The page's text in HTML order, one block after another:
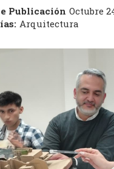
Publicación Octubre
Arquitectura